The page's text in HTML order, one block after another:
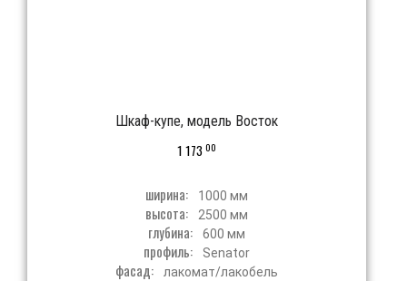
Шкаф-купе, модель Восток
1 17300
ширина: 1000 мм
высота: 2500 мм
глубина: 600 мм
профиль: Senator
фасад: лакомат/лакобель